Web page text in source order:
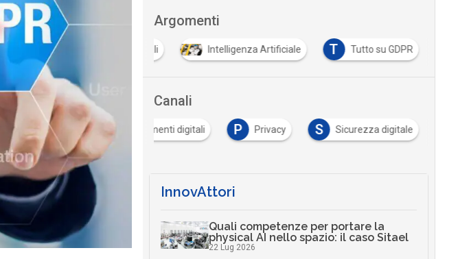
Argomenti
dati personali Intelligenza Artificiale T Tutto su GDPR
Canali
Documenti digitali P Privacy S Sicurezza digitale
InnovAttori
Quali competenze per portare la
physical AI nello spazio: il caso Sitael
22 Lug 2026